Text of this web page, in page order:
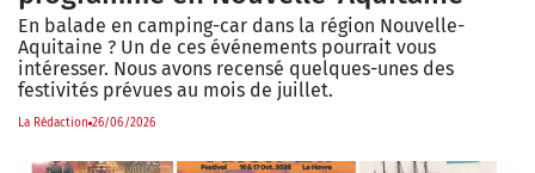
En balade en camping-car dans la région Nouvelle-
Aquitaine ? Un de ces événements pourrait vous
intéresser. Nous avons recensé quelques-unes des
festivités prévues au mois de juillet.
La Rédaction 26/06/2026